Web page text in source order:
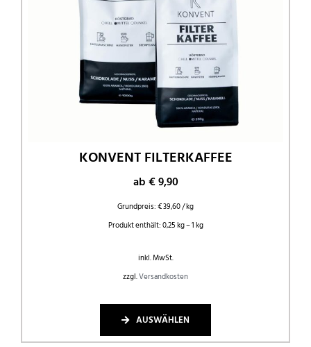
KONVENT FILTERKAFFEE
ab€9,90
Grundpreis:€39,60/kg
Produkt enthält: 0,25kg– 1kg
inkl. MwSt.
zzgl.Versandkosten
AUSWÄHLEN